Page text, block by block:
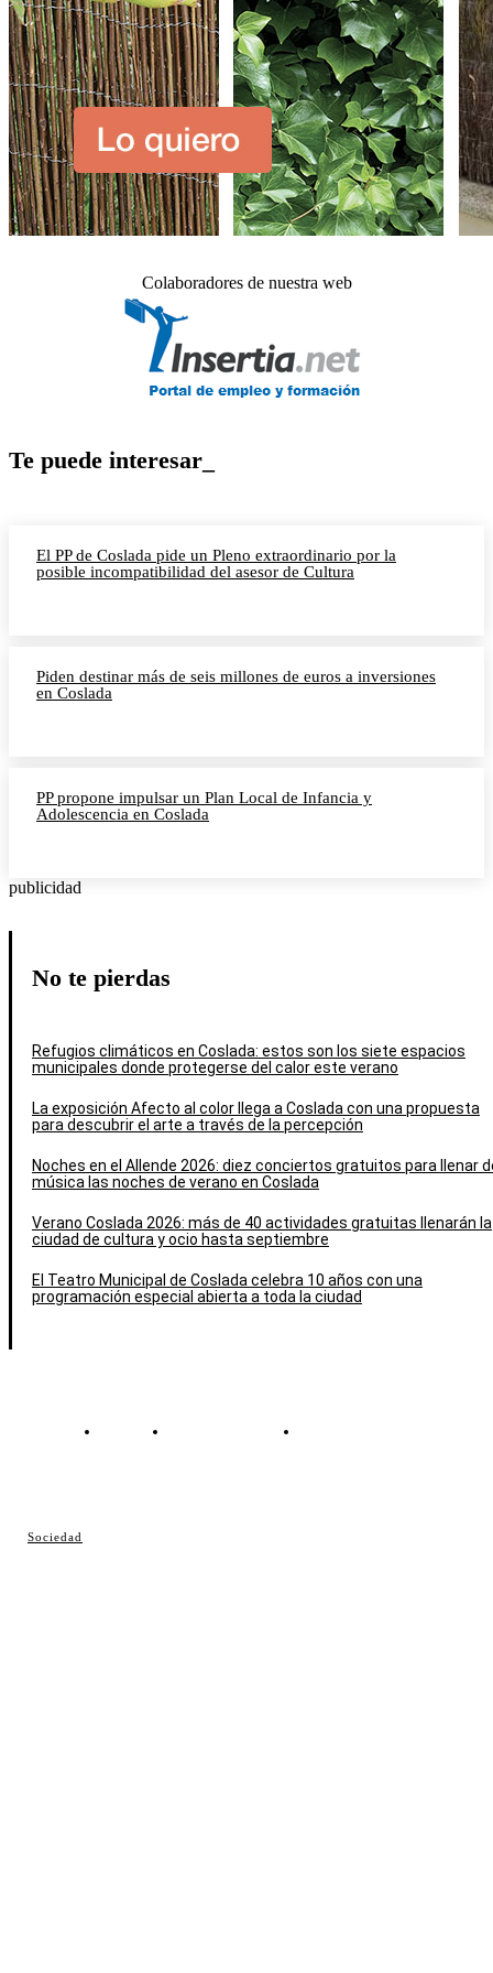
Sociedad
Colaboradores de nuestra web
Te puede interesar_
El PP de Coslada pide un Pleno extraordinario por la
posible incompatibilidad del asesor de Cultura
Piden destinar más de seis millones de euros a inversiones
en Coslada
PP propone impulsar un Plan Local de Infancia y
Adolescencia en Coslada
publicidad
No te pierdas
Refugios climáticos en Coslada: estos son los siete espacios
municipales donde protegerse del calor este verano
La exposición Afecto al color llega a Coslada con una propuesta
para descubrir el arte a través de la percepción
Noches en el Allende 2026: diez conciertos gratuitos para llenar
música las noches de verano en Coslada
Verano Coslada 2026: más de 40 actividades gratuitas llenarán la
ciudad de cultura y ocio hasta septiembre
El Teatro Municipal de Coslada celebra 10 años con una
programación especial abierta a toda la ciudad
Contacto Política de cookies